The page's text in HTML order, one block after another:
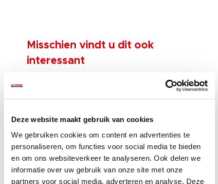
Deze website maakt gebruik van cookies
We gebruiken cookies om content en advertenties te
personaliseren, om functies voor social media te bieden
en om ons websiteverkeer te analyseren. Ook delen we
informatie over uw gebruik van onze site met onze
partners voor social media, adverteren en analyse. Deze
Misschien vindt u dit ook
interessant
Zwarte
luchtslang voor
straalcabine
0008
Rubberen
doorvoer voor
luchtslang en
straalmiddel ...